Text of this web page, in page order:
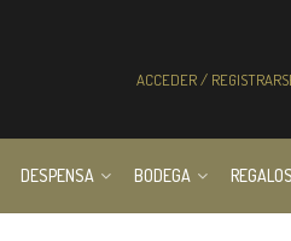
ACCEDER /
DESPENSA BODEGA